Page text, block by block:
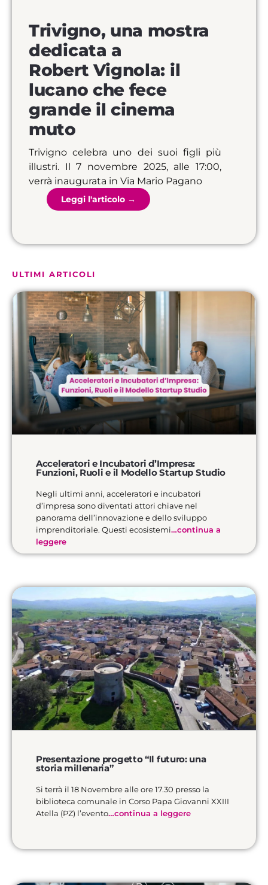
Trivigno, una mostra
dedicata a
Robert Vignola: il
lucano che fece
grande il cinema
muto
Trivigno celebra uno dei suoi figli più
illustri. Il 7 novembre 2025, alle 17:00,
verrà inaugurata in Via Mario Pagano
ULTIMI ARTICOLI
Acceleratori e Incubatori d’Impresa:
Funzioni, Ruoli e il Modello Startup Studio
Negli ultimi anni, acceleratori e incubatori
d’impresa sono diventati attori chiave nel
panorama dell’innovazione e dello sviluppo
imprenditoriale. Questi ecosistemi…continua a
leggere
Presentazione progetto “Il futuro: una
storia millenaria”
Si terrà il 18 Novembre alle ore 17.30 presso la
biblioteca comunale in Corso Papa Giovanni XXIII
Atella (PZ) l’evento…continua a leggere